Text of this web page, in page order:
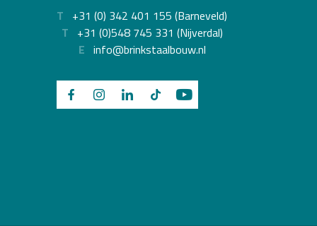
T +31 (0) 342 401 155 (Barneveld)
T +31 (0)548 745 331 (Nijverdal)
E info@brinkstaalbouw.nl